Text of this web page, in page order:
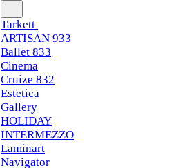
Tarkett
ARTISAN 933
Ballet 833
Cinema
Cruize 832
Estetica
Gallery
HOLIDAY
INTERMEZZO
Laminart
Navigator